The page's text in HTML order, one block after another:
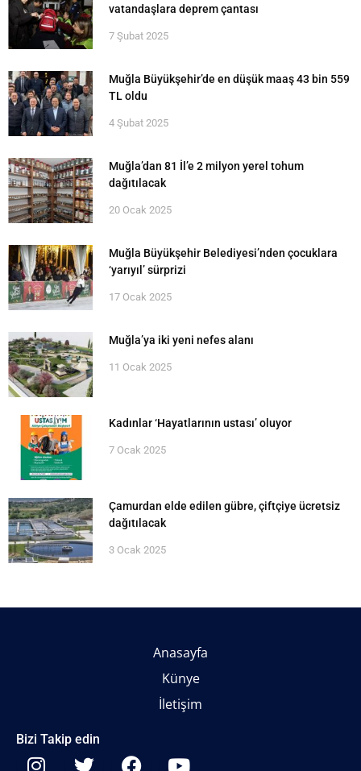
vatandaşlara deprem çantası
7 Şubat 2025
Muğla Büyükşehir’de en düşük maaş 43 bin 559
TL oldu
4 Şubat 2025
Muğla’dan 81 İl’e 2 milyon yerel tohum
dağıtılacak
20 Ocak 2025
Muğla Büyükşehir Belediyesi’nden çocuklara
‘yarıyıl’ sürprizi
17 Ocak 2025
Muğla’ya iki yeni nefes alanı
11 Ocak 2025
Kadınlar ‘Hayatlarının ustası’ oluyor
7 Ocak 2025
Çamurdan elde edilen gübre, çiftçiye ücretsiz
dağıtılacak
3 Ocak 2025
Anasayfa
Künye
İletişim
Bizi Takip edin